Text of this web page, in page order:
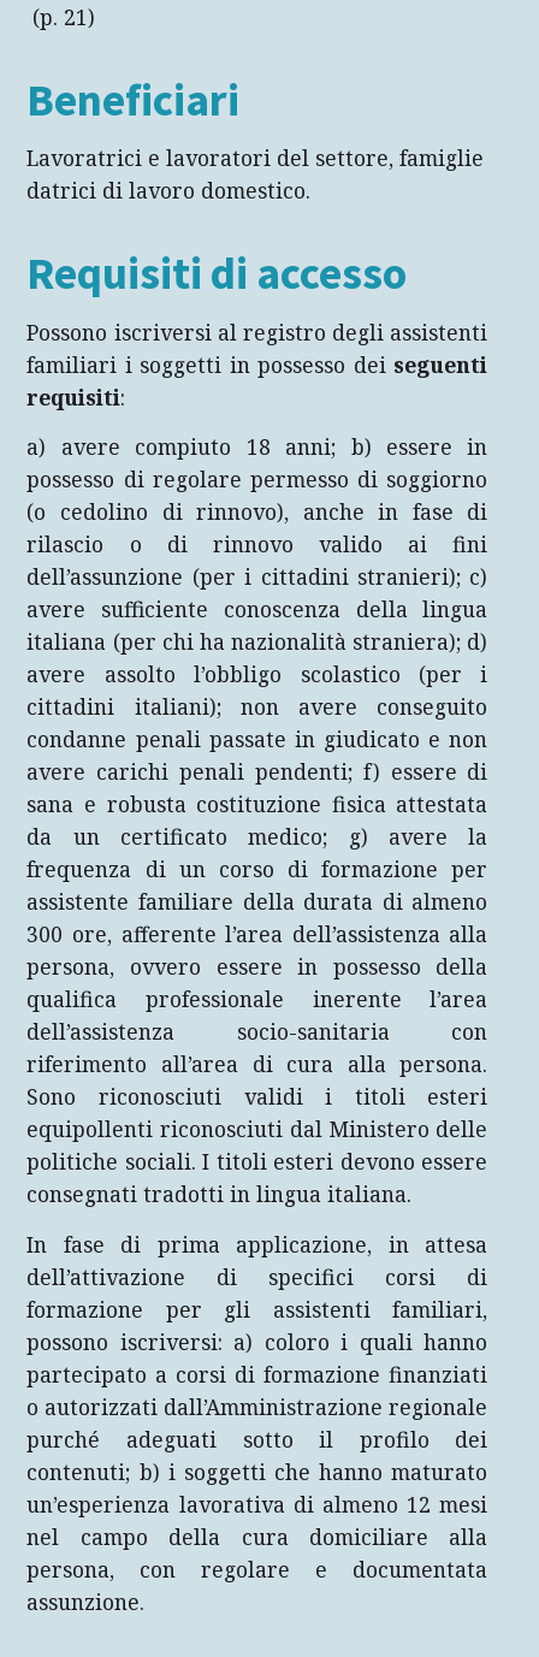
(p. 21)
Beneficiari
Lavoratrici e lavoratori del settore, famiglie
datrici di lavoro domestico.
Requisiti di accesso
Possono iscriversi al registro degli assistenti
familiari i soggetti in possesso dei seguenti
requisiti:
a) avere compiuto 18 anni; b) essere in
possesso di regolare permesso di soggiorno
(o cedolino di rinnovo), anche in fase di
rilascio o di rinnovo valido ai fini
dell’assunzione (per i cittadini stranieri); c)
avere sufficiente conoscenza della lingua
italiana (per chi ha nazionalità straniera); d)
avere assolto l’obbligo scolastico (per i
cittadini italiani); non avere conseguito
condanne penali passate in giudicato e non
avere carichi penali pendenti; f) essere di
sana e robusta costituzione fisica attestata
da un certificato medico; g) avere la
frequenza di un corso di formazione per
assistente familiare della durata di almeno
300 ore, afferente l’area dell’assistenza alla
persona, ovvero essere in possesso della
qualifica professionale inerente l’area
dell’assistenza socio-sanitaria con
riferimento all’area di cura alla persona.
Sono riconosciuti validi i titoli esteri
equipollenti riconosciuti dal Ministero delle
politiche sociali. I titoli esteri devono essere
consegnati tradotti in lingua italiana.
In fase di prima applicazione, in attesa
dell’attivazione di specifici corsi di
formazione per gli assistenti familiari,
possono iscriversi: a) coloro i quali hanno
partecipato a corsi di formazione finanziati
o autorizzati dall’Amministrazione regionale
purché adeguati sotto il profilo dei
contenuti; b) i soggetti che hanno maturato
un’esperienza lavorativa di almeno 12 mesi
nel campo della cura domiciliare alla
persona, con regolare e documentata
assunzione.